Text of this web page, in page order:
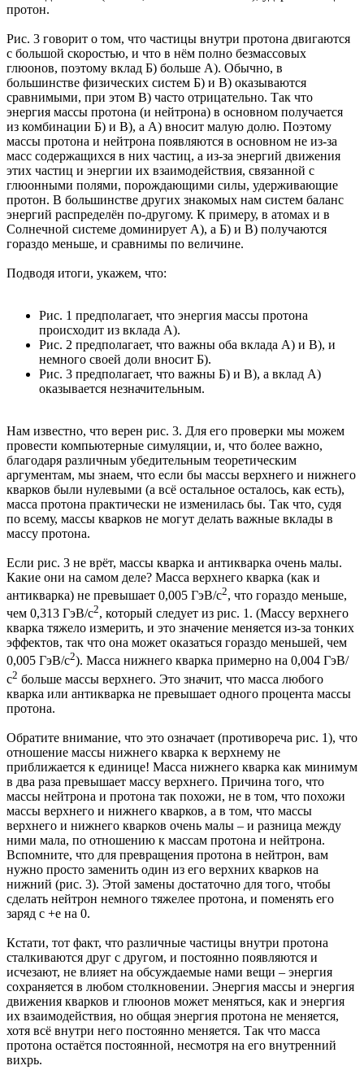
протон.
Рис. 3 говорит о том, что частицы внутри протона двигаются
с большой скоростью, и что в нём полно безмассовых
глюонов, поэтому вклад Б) больше А). Обычно, в
большинстве физических систем Б) и В) оказываются
сравнимыми, при этом В) часто отрицательно. Так что
энергия массы протона (и нейтрона) в основном получается
из комбинации Б) и В), а А) вносит малую долю. Поэтому
массы протона и нейтрона появляются в основном не из-за
масс содержащихся в них частиц, а из-за энергий движения
этих частиц и энергии их взаимодействия, связанной с
глюонными полями, порождающими силы, удерживающие
протон. В большинстве других знакомых нам систем баланс
энергий распределён по-другому. К примеру, в атомах и в
Солнечной системе доминирует А), а Б) и В) получаются
гораздо меньше, и сравнимы по величине.
Подводя итоги, укажем, что:
Рис. 1 предполагает, что энергия массы протона
происходит из вклада А).
Рис. 2 предполагает, что важны оба вклада А) и В), и
немного своей доли вносит Б).
Рис. 3 предполагает, что важны Б) и В), а вклад А)
оказывается незначительным.
Нам известно, что верен рис. 3. Для его проверки мы можем
провести компьютерные симуляции, и, что более важно,
благодаря различным убедительным теоретическим
аргументам, мы знаем, что если бы массы верхнего и нижнего
кварков были нулевыми (а всё остальное осталось, как есть),
масса протона практически не изменилась бы. Так что, судя
по всему, массы кварков не могут делать важные вклады в
массу протона.
Если рис. 3 не врёт, массы кварка и антикварка очень малы.
Какие они на самом деле? Масса верхнего кварка (как и
антикварка) не превышает 0,005 ГэВ/с2, что гораздо меньше,
чем 0,313 ГэВ/с2, который следует из рис. 1. (Массу верхнего
кварка тяжело измерить, и это значение меняется из-за тонких
эффектов, так что она может оказаться гораздо меньшей, чем
0,005 ГэВ/с2). Масса нижнего кварка примерно на 0,004 ГэВ/
с2 больше массы верхнего. Это значит, что масса любого
кварка или антикварка не превышает одного процента массы
протона.
Обратите внимание, что это означает (противореча рис. 1), что
отношение массы нижнего кварка к верхнему не
приближается к единице! Масса нижнего кварка как минимум
в два раза превышает массу верхнего. Причина того, что
массы нейтрона и протона так похожи, не в том, что похожи
массы верхнего и нижнего кварков, а в том, что массы
верхнего и нижнего кварков очень малы – и разница между
ними мала, по отношению к массам протона и нейтрона.
Вспомните, что для превращения протона в нейтрон, вам
нужно просто заменить один из его верхних кварков на
нижний (рис. 3). Этой замены достаточно для того, чтобы
сделать нейтрон немного тяжелее протона, и поменять его
заряд с +е на 0.
Кстати, тот факт, что различные частицы внутри протона
сталкиваются друг с другом, и постоянно появляются и
исчезают, не влияет на обсуждаемые нами вещи – энергия
сохраняется в любом столкновении. Энергия массы и энергия
движения кварков и глюонов может меняться, как и энергия
их взаимодействия, но общая энергия протона не меняется,
хотя всё внутри него постоянно меняется. Так что масса
протона остаётся постоянной, несмотря на его внутренний
вихрь.